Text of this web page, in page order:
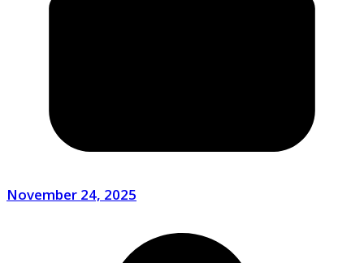
November 24, 2025